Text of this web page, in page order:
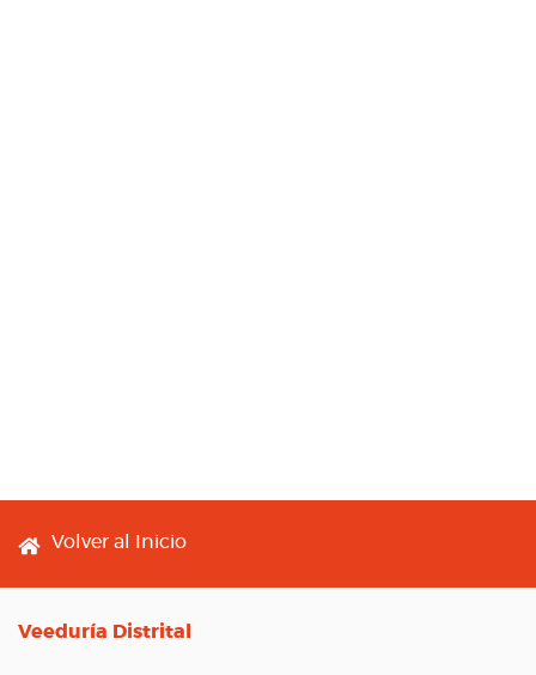
Footer menu
Volver al Inicio
Veeduría Distrital